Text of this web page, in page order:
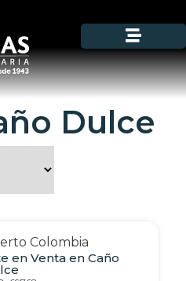
Dulce
Colombia
en Venta en Caño